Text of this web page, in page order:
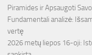
Piramides ir Apsaugoti
Fundamentali analizė:
vertę
2026 metų liepos 16-oji: